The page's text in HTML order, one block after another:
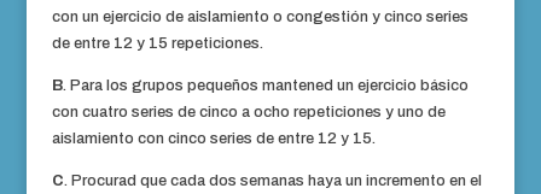
con un ejercicio de aislamiento o congestión y cinco series
de entre 12 y 15 repeticiones.
B. Para los grupos pequeños mantened un ejercicio básico
con cuatro series de cinco a ocho repeticiones y uno de
aislamiento con cinco series de entre 12 y 15.
C. Procurad que cada dos semanas haya un incremento en el